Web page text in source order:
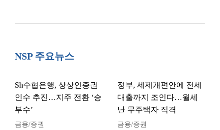
NSP 주요뉴스
Sh수협은행, 상상인증권
인수 추진…지주 전환 ‘승
부수’
금융/증권
정부, 세제개편안에 전세
대출까지 조인다…월세
난 무주택자 직격
금융/증권